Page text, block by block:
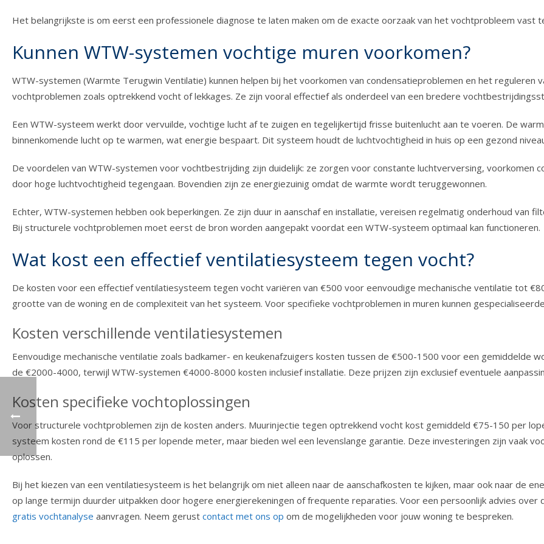
Het belangrijkste is om eerst een professionele diagnose te laten maken om de exacte oorzaak van het vochtprobleem vast
Kunnen WTW-systemen vochtige muren voorkomen?
WTW-systemen (Warmte Terugwin Ventilatie) kunnen helpen bij het voorkomen van condensatieproblemen en het reguleren
vochtproblemen zoals optrekkend vocht of lekkages. Ze zijn vooral effectief als onderdeel van een bredere
Een WTW-systeem werkt door vervuilde, vochtige lucht af te zuigen en tegelijkertijd frisse buitenlucht aan te voeren. De
binnenkomende lucht op te warmen, wat energie bespaart. Dit systeem houdt de luchtvochtigheid in huis op een gezond
De voordelen van WTW-systemen voor vochtbestrijding zijn duidelijk: ze zorgen voor constante luchtverversing, voorkomen
door hoge luchtvochtigheid tegengaan. Bovendien zijn ze energiezuinig omdat de warmte wordt teruggewonnen.
Echter, WTW-systemen hebben ook beperkingen. Ze zijn duur in aanschaf en installatie, vereisen regelmatig onderhoud van
Bij structurele vochtproblemen moet eerst de bron worden aangepakt voordat een WTW-systeem optimaal kan functioneren.
Wat kost een effectief ventilatiesysteem tegen vocht?
De kosten voor een effectief ventilatiesysteem tegen vocht variëren van €500 voor eenvoudige mechanische ventilatie tot
grootte van de woning en de complexiteit van het systeem. Voor specifieke vochtproblemen in muren kunnen
Kosten verschillende ventilatiesystemen
Eenvoudige mechanische ventilatie zoals badkamer- en keukenafzuigers kosten tussen de €500-1500 voor een gemiddelde
de €2000-4000, terwijl WTW-systemen €4000-8000 kosten inclusief installatie. Deze prijzen zijn exclusief eventuele
Kosten specifieke vochtoplossingen
Voor structurele vochtproblemen zijn de kosten anders. Muurinjectie tegen optrekkend vocht kost gemiddeld €75-150 per
systeem kosten rond de €115 per lopende meter, maar bieden wel een levenslange garantie. Deze investeringen zijn vaak
oplossen.
Bij het kiezen van een ventilatiesysteem is het belangrijk om niet alleen naar de aanschafkosten te kijken, maar ook naar de
op lange termijn duurder uitpakken door hogere energierekeningen of frequente reparaties. Voor een persoonlijk advies
gratis vochtanalyse aanvragen. Neem gerust contact met ons op om de mogelijkheden voor jouw woning te bespreken.